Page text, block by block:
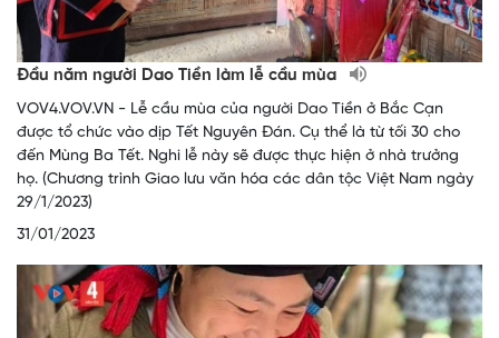
Đầu năm người Dao Tiền làm lễ cầu mùa
VOV4.VOV.VN - Lễ cầu mùa của người Dao Tiền ở Bắc Cạn
được tổ chức vào dịp Tết Nguyên Đán. Cụ thể là từ tối 30 cho
đến Mùng Ba Tết. Nghi lễ này sẽ được thực hiện ở nhà trưởng
họ. (Chương trình Giao lưu văn hóa các dân tộc Việt Nam ngày
29/1/2023)
31/01/2023